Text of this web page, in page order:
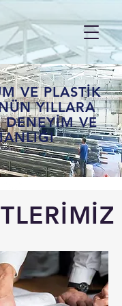
VE PLASTİK
YILLARA
DENEYİM VE